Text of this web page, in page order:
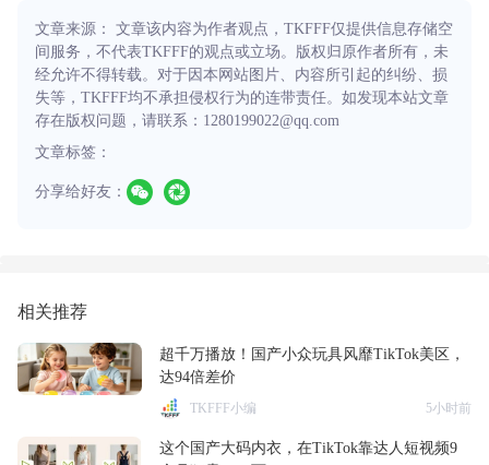
文章来源： 文章该内容为作者观点，TKFFF仅提供信息存储空
间服务，不代表TKFFF的观点或立场。版权归原作者所有，未
经允许不得转载。对于因本网站图片、内容所引起的纠纷、损
失等，TKFFF均不承担侵权行为的连带责任。如发现本站文章
存在版权问题，请联系：1280199022@qq.com
文章标签：
分享给好友：
相关推荐
超千万播放！国产小众玩具风靡TikTok美区，
达94倍差价
TKFFF小编 5小时前
这个国产大码内衣，在TikTok靠达人短视频9